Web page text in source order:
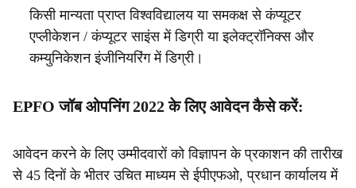
किसी मान्यता प्राप्त विश्वविद्यालय या समकक्ष से कंप्यूटर
एप्लीकेशन / कंप्यूटर साइंस में डिग्री या इलेक्ट्रॉनिक्स और
कम्युनिकेशन इंजीनियरिंग में डिग्री।
EPFO जॉब ओपनिंग 2022 के लिए आवेदन कैसे करें:
आवेदन करने के लिए उम्मीदवारों को विज्ञापन के प्रकाशन की तारीख
से 45 दिनों के भीतर उचित माध्यम से ईपीएफओ, प्रधान कार्यालय में